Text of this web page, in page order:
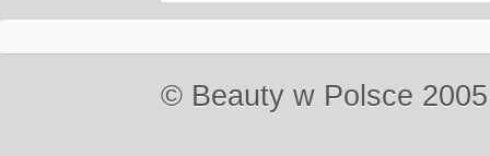
© Beauty w Polsce